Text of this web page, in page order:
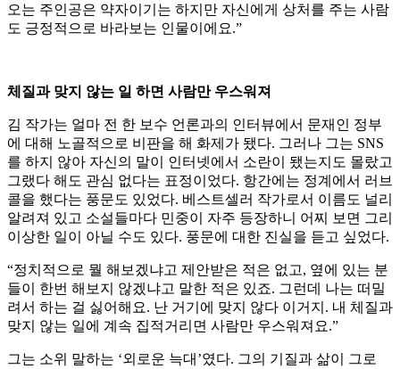
오는 주인공은 약자이기는 하지만 자신에게 상처를 주는 사람
도 긍정적으로 바라보는 인물이에요.”
체질과 맞지 않는 일 하면 사람만 우스워져
김 작가는 얼마 전 한 보수 언론과의 인터뷰에서 문재인 정부
에 대해 노골적으로 비판을 해 화제가 됐다. 그러나 그는 SNS
를 하지 않아 자신의 말이 인터넷에서 소란이 됐는지도 몰랐고
그랬다 해도 관심 없다는 표정이었다. 항간에는 정계에서 러브
콜을 했다는 풍문도 있었다. 베스트셀러 작가로서 이름도 널리
알려져 있고 소설들마다 민중이 자주 등장하니 어찌 보면 그리
이상한 일이 아닐 수도 있다. 풍문에 대한 진실을 듣고 싶었다.
“정치적으로 뭘 해보겠냐고 제안받은 적은 없고, 옆에 있는 분
들이 한번 해보지 않겠냐고 말한 적은 있죠. 그런데 나는 떠밀
려서 하는 걸 싫어해요. 난 거기에 맞지 않다 이거지. 내 체질과
맞지 않는 일에 계속 집적거리면 사람만 우스워져요.”
그는 소위 말하는 ‘외로운 늑대’였다. 그의 기질과 삶이 그로